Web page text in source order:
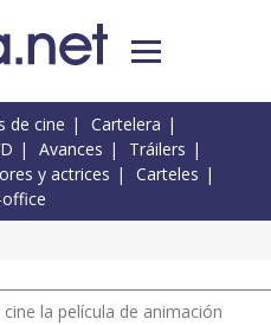
de cine
Cartelera
Avances
Tráilers
y actrices
Carteles
la película de animación